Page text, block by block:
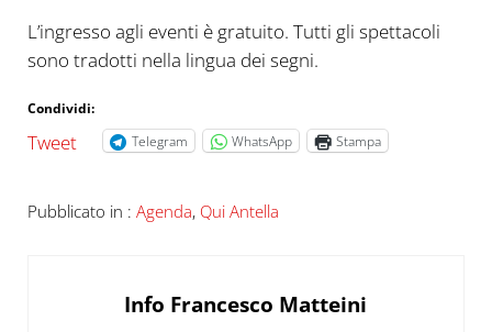
L’ingresso agli eventi è gratuito. Tutti gli spettacoli
sono tradotti nella lingua dei segni.
Condividi:
Tweet Telegram WhatsApp Stampa
Pubblicato in : Agenda, Qui Antella
Info Francesco Matteini